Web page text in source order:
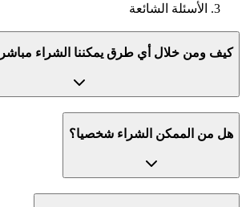
الأسئلة الشائعة
كيف ومن خلال أي طرق يمكننا الشراء
هل من الممكن الشراء شخصيا؟